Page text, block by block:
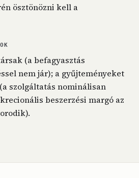
ösztönözni kell a
(a befagyasztás
nem jár); a gyűjteményeket
szolgáltatás nominálisan
beszerzési margó az